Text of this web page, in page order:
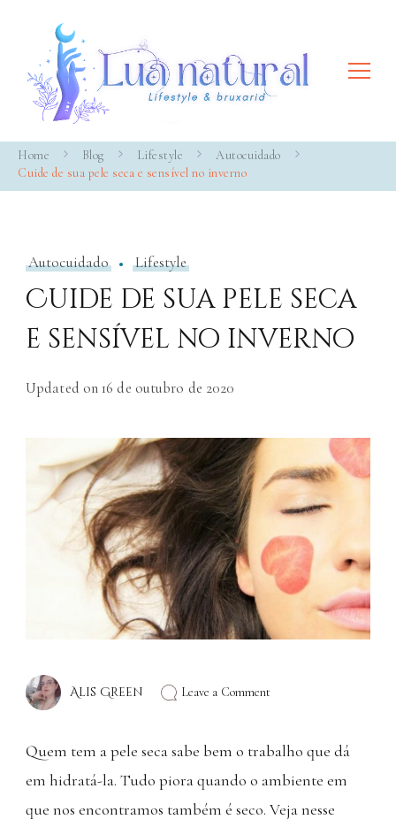
Lua Natural
Home Blog Lifestyle
Autocuidado
Cuide de sua pele seca e sensível no inverno
Autocuidado Lifestyle
Cuide de sua pele seca
e sensível no inverno
Updated on16 de outubro de 2020
Alis Green Leave a Comment
Quem tem a pele seca sabe bem o trabalho que dá
em hidratá-la. Tudo piora quando o ambiente em
que nos encontramos também é seco. Veja nesse